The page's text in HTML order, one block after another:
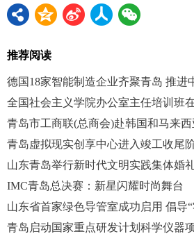
推荐阅读
德国18家智能制造企业齐聚青岛 推进
全国社会主义学院办公室主任培训班
青岛市工商联(总商会)赴韩国和马来
青岛虚拟现实创享中心进入竣工收尾
IMC青岛总决赛：新星闪耀时尚舞台
山东省首家绿色导管室成功启用 倡导
青岛启动国家重点研发计划科学仪器